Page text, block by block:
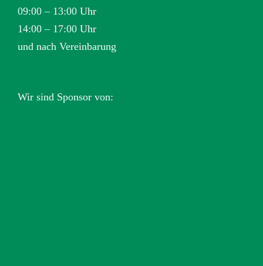
09:00 – 13:00 Uhr
14:00 – 17:00 Uhr
und nach Vereinbarung
Wir sind Sponsor von: